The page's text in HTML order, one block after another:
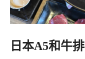
日本A5和牛排